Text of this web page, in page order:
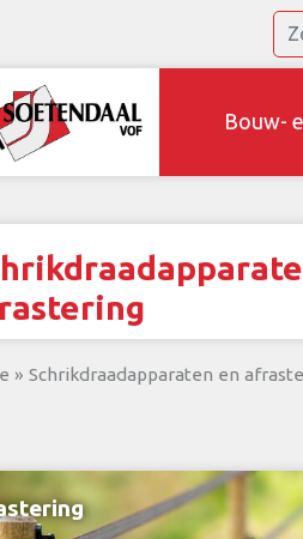
Bouw-
» Schrikdraadapparaten en